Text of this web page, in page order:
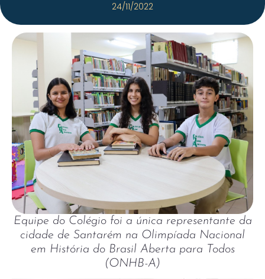
24/11/2022
Equipe do Colégio foi a única representante da
cidade de Santarém na Olimpíada Nacional
em História do Brasil Aberta para Todos
(ONHB-A)